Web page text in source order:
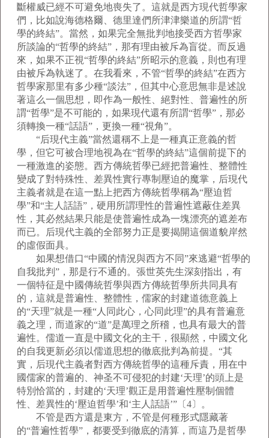
斷權威已經不可避免地喪失了。這就是西方現代哲學家
們，比如說海德格爾、德里達們所津津樂道的所謂“哲
學的終結”。當然，如果完全無批判地接受西方哲學家
所談論的“哲學的終結”，那有理由被斥為盲從。而反過
來，如果不正視“哲學的終結”所昭示的意義，則也有理
由被斥為執迷了。在我看來，不管“哲學的終結”在西方
哲學家那里有多少種“談法”，但其中心意思無非是述說
著這么一個思想，即作為一般性、絕對性、普遍性的所
謂“哲學”是不可能的，如果現代還有所謂“哲學”，那必
須轉換一種“話語”，更換一種“視角”。
“后現代主義”當然還稱不上是一種真正意義的哲
學，但它可被合理地視為在“哲學的終結”這個前提下的
一種激進的姿態。西方傳統哲學已經把普遍性、整體性
變成了對特殊性、差異性實行專制壓迫的魔掌，后現代
主義者就是在這一點上把西方傳統哲學稱為“壓迫哲
學”和“主人話語”，硬用所謂理性的普遍性遮蔽住差異
性，其必然結果只能是使普遍性成為一塊漂亮的遮差布
而已。后現代主義的全部努力正是要揭開這個道貌岸然
的虛假面具。
如果想借口“中國的情況與西方不同”來逃避“哲學的
自我批判”，那是行不通的。張世英先生深刻指出，有
一個特征是中國傳統哲學與西方傳統哲學所共同具有
的，這就是普遍性、整體性，儒家的封建道德意義上
的“天理”就是一種“人同此心，心同此理”的具有普遍意
義之理，而道家的“道”是萬理之所稽，也具有最大的普
遍性。儒道一直是中國文化的主干，很顯然，中國文化
的自我更新必須以儒道思想的徹底批判為前提。“其
實，后現代主義者對西方傳統哲學的這種斥責，用在中
國儒家的普遍的、神圣不可侵犯的封建‘天理’的頭上是
特別恰當的，封建的‘天理’觀正是用普遍性壓制個體
性、差異性的‘壓迫哲學’和‘主人話語’”〔4〕。
不管是西方還是東方，不管是何種形式隱藏著
的“普遍性哲學”，都要受到徹底的清算，而這乃是哲學